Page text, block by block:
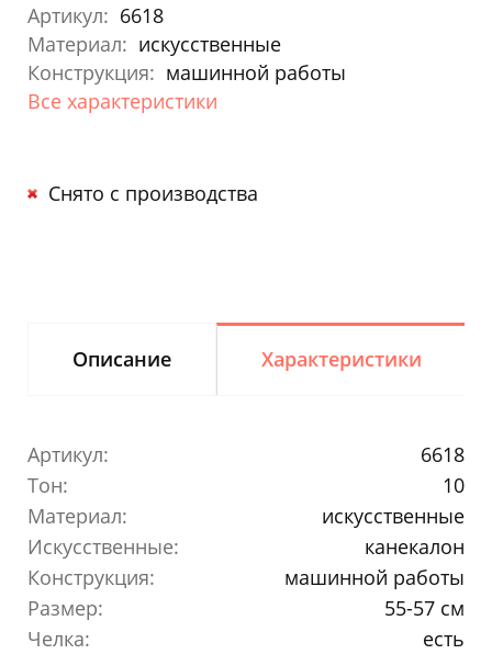
Артикул: 6618
Материал: искусственные
Конструкция: машинной работы
Все характеристики
Снято с производства
Описание Характеристики
Артикул:
6618
Тон:
10
Материал:
искусственные
Искусственные:
канекалон
Конструкция:
машинной работы
Размер:
55-57 см
Челка:
есть